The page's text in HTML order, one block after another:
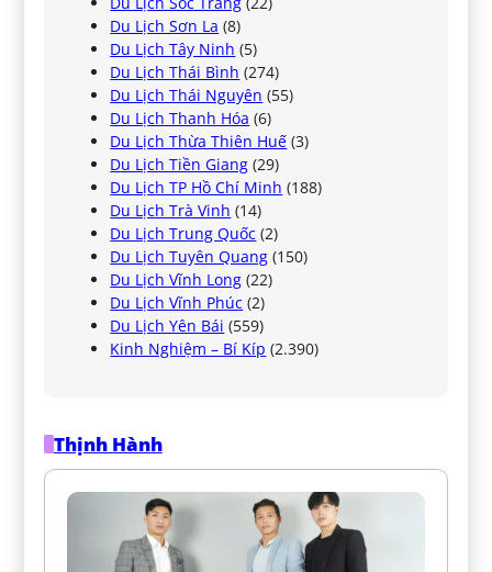
Du Lịch Sơn La (8)
Du Lịch Tây Ninh (5)
Du Lịch Thái Bình (274)
Du Lịch Thái Nguyên (55)
Du Lịch Thanh Hóa (6)
Du Lịch Thừa Thiên Huế (3)
Du Lịch Tiền Giang (29)
Du Lịch TP Hồ Chí Minh (188)
Du Lịch Trà Vinh (14)
Du Lịch Trung Quốc (2)
Du Lịch Tuyên Quang (150)
Du Lịch Vĩnh Long (22)
Du Lịch Vĩnh Phúc (2)
Du Lịch Yên Bái (559)
Kinh Nghiệm – Bí Kíp (2.390)
Thịnh Hành